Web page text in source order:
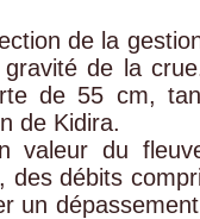
de la
de la
de 55 cm,
de Kidira.
valeur du
débits
un